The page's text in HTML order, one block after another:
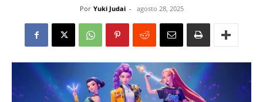
Por Yuki Judai - agosto 28, 2025